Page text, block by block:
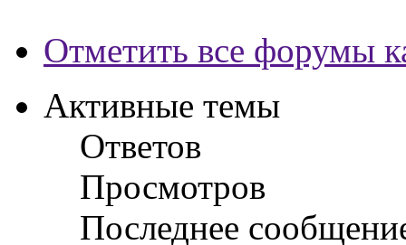
Отметить все форумы
Активные темы
Ответов
Просмотров
Последнее